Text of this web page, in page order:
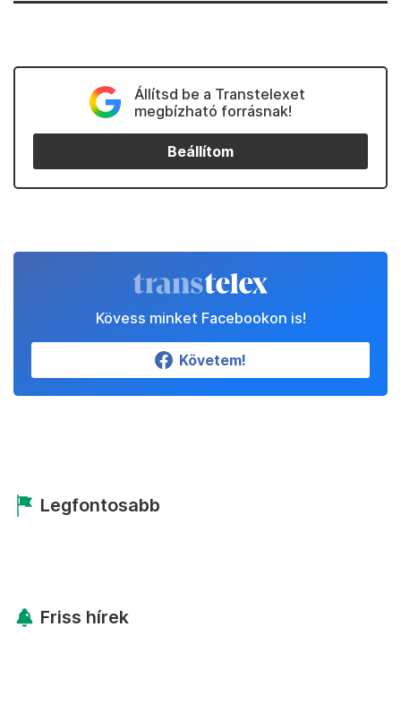
Állítsd be a Transtelexet
megbízható forrásnak!
Beállítom
Kövess minket Facebookon is!
Követem!
Legfontosabb
Friss hírek